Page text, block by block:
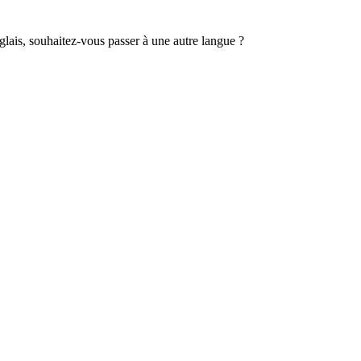
souhaitez-vous passer à une autre langue ?